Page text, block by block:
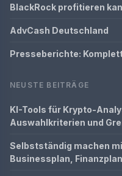
BlackRock profitieren
AdvCash Deutschland
Presseberichte:
NEUSTE BEITRÄGE
KI-Tools für Krypto-
Auswahlkriterien und
Selbstständig machen
Businessplan,